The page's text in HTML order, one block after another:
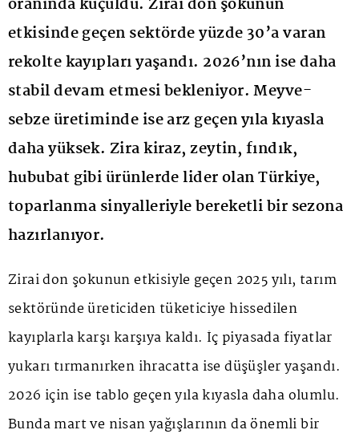
oranında küçüldü. Zirai don şokunun
etkisinde geçen sektörde yüzde 30’a varan
rekolte kayıpları yaşandı. 2026’nın ise daha
stabil devam etmesi bekleniyor. Meyve-
sebze üretiminde ise arz geçen yıla kıyasla
daha yüksek. Zira kiraz, zeytin, fındık,
hububat gibi ürünlerde lider olan Türkiye,
toparlanma sinyalleriyle bereketli bir sezona
hazırlanıyor.
Zirai don şokunun etkisiyle geçen 2025 yılı, tarım
sektöründe üreticiden tüketiciye hissedilen
kayıplarla karşı karşıya kaldı. İç piyasada fiyatlar
yukarı tırmanırken ihracatta ise düşüşler yaşandı.
2026 için ise tablo geçen yıla kıyasla daha olumlu.
Bunda mart ve nisan yağışlarının da önemli bir